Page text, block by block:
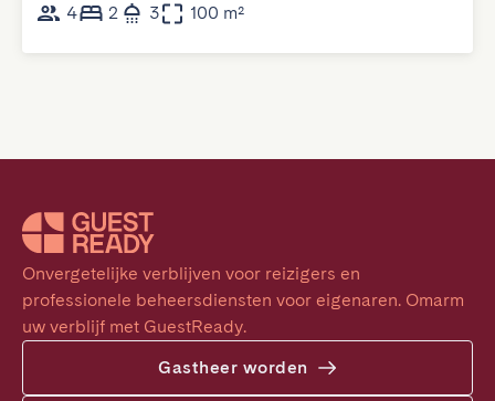
4
2 3 100 m²
Onvergetelijke verblijven voor reizigers en
professionele beheersdiensten voor eigenaren. Omarm
uw verblijf met GuestReady.
Gastheer worden